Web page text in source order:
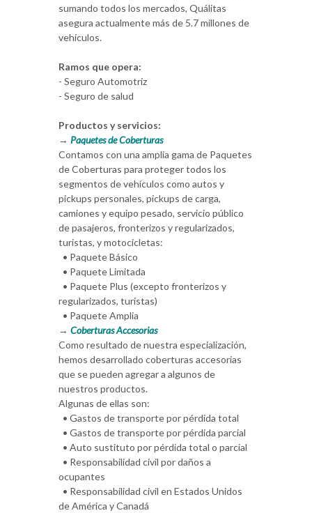
sumando todos los mercados, Quálitas
asegura actualmente más de 5.7 millones de
vehículos.
Ramos que opera:
- Seguro Automotriz
- Seguro de salud
Productos y servicios:
→ Paquetes de Coberturas
Contamos con una amplia gama de Paquetes
de Coberturas para proteger todos los
segmentos de vehículos como autos y
pickups personales, pickups de carga,
camiones y equipo pesado, servicio público
de pasajeros, fronterizos y regularizados,
turistas, y motocicletas:
• Paquete Básico
• Paquete Limitada
• Paquete Plus (excepto fronterizos y
regularizados, turistas)
• Paquete Amplia
→ Coberturas Accesorias
Como resultado de nuestra especialización,
hemos desarrollado coberturas accesorias
que se pueden agregar a algunos de
nuestros productos.
Algunas de ellas son:
• Gastos de transporte por pérdida total
• Gastos de transporte por pérdida parcial
• Auto sustituto por pérdida total o parcial
• Responsabilidad civil por daños a
ocupantes
• Responsabilidad civil en Estados Unidos
de América y Canadá